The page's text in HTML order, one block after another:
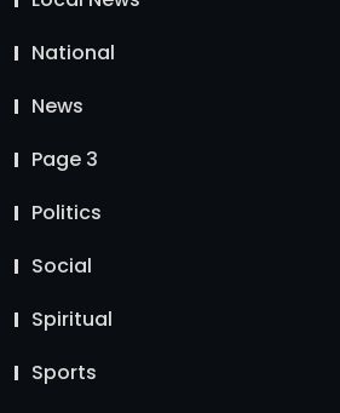
National
News
Page 3
Politics
Social
Spiritual
Sports